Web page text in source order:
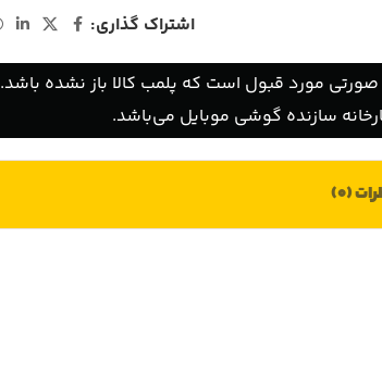
اشتراک گذاری:
صورتی مورد قبول است که پلمب کالا باز نشده باشد.
سازنده گوشی موبایل می‌باشد.
(0)